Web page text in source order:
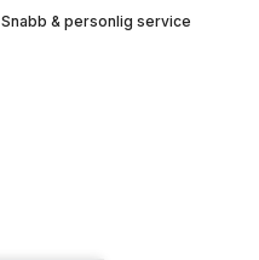
Snabb & personlig service